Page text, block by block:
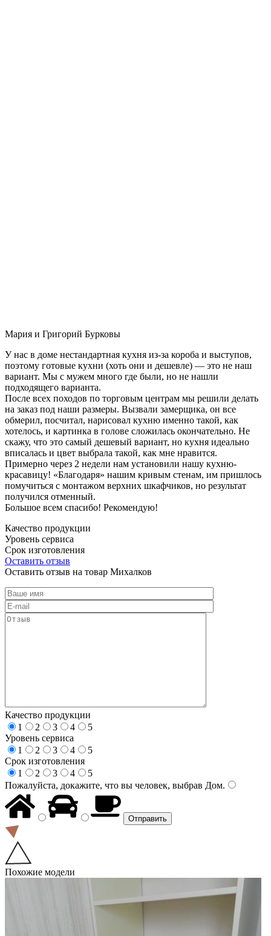
Мария и Григорий Бурковы
У нас в доме нестандартная кухня из-за короба и выступов,
поэтому готовые кухни (хоть они и дешевле) — это не наш
вариант. Мы с мужем много где были, но не нашли
подходящего варианта.
После всех походов по торговым центрам мы решили делать
на заказ под наши размеры. Вызвали замерщика, он все
обмерил, посчитал, нарисовал кухню именно такой, как
хотелось, и картинка в голове сложилась окончательно. Не
скажу, что это самый дешевый вариант, но кухня идеально
вписалась и цвет выбрала такой, как мне нравится.
Примерно через 2 недели нам установили нашу кухню-
красавицу! «Благодаря» нашим кривым стенам, им пришлось
помучиться с монтажом верхних шкафчиков, но результат
получился отменный.
Большое всем спасибо! Рекомендую!
Качество продукции
Уровень сервиса
Срок изготовления
Оставить отзыв
Оставить отзыв на товар Михалков
Качество продукции
1
2 3 4
5
Уровень сервиса
1
2 3 4
5
Срок изготовления
1
2 3 4
5
Пожалуйста, докажите, что вы человек, выбрав Дом.
Похожие модели